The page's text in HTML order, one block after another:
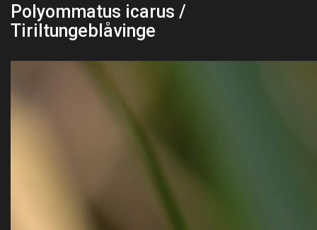
Polyommatus icarus /
Tiriltungeblåvinge